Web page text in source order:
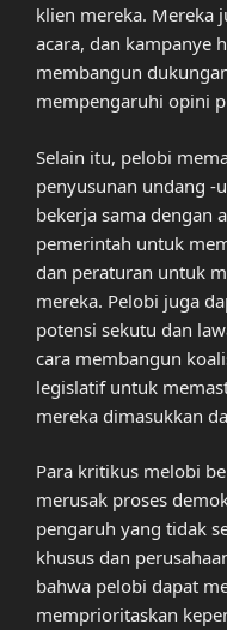
klien mereka. Mereka
acara, dan kampanye
membangun
mempengaruhi opini
Selain itu, pelobi
penyusunan undang -
bekerja sama dengan
pemerintah untuk
dan peraturan untuk
mereka. Pelobi juga
potensi sekutu dan
cara membangun
legislatif untuk
mereka dimasukkan
Para kritikus melobi
merusak proses
pengaruh yang tidak
khusus dan
bahwa pelobi dapat
memprioritaskan